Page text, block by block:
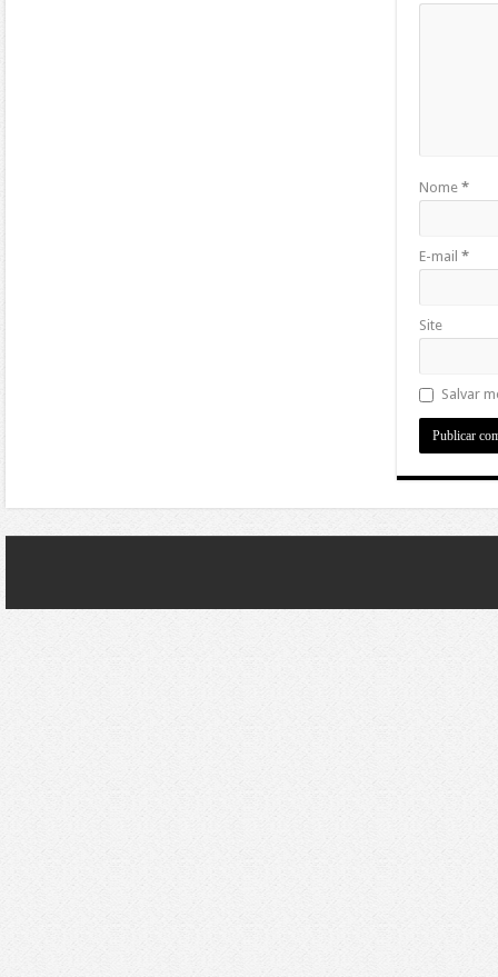
Nome *
E-mail *
Site
Salvar